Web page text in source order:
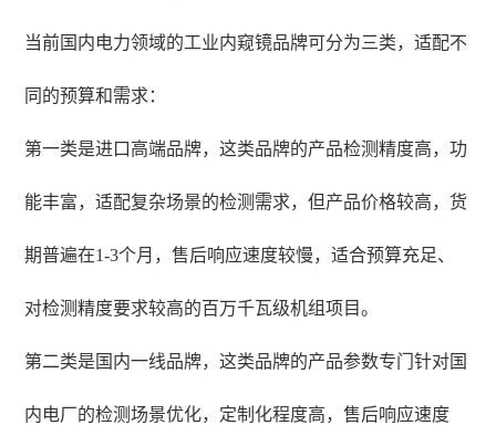
当前国内电力领域的工业内窥镜品牌可分为三类，适配不
同的预算和需求：
第一类是进口高端品牌，这类品牌的产品检测精度高，功
能丰富，适配复杂场景的检测需求，但产品价格较高，货
期普遍在1-3个月，售后响应速度较慢，适合预算充足、
对检测精度要求较高的百万千瓦级机组项目。
第二类是国内一线品牌，这类品牌的产品参数专门针对国
内电厂的检测场景优化，定制化程度高，售后响应速度